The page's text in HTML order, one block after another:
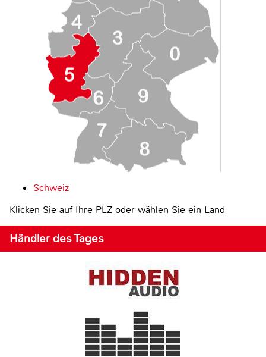
Schweiz
Klicken Sie auf Ihre PLZ oder wählen Sie ein Land
Händler des Tages